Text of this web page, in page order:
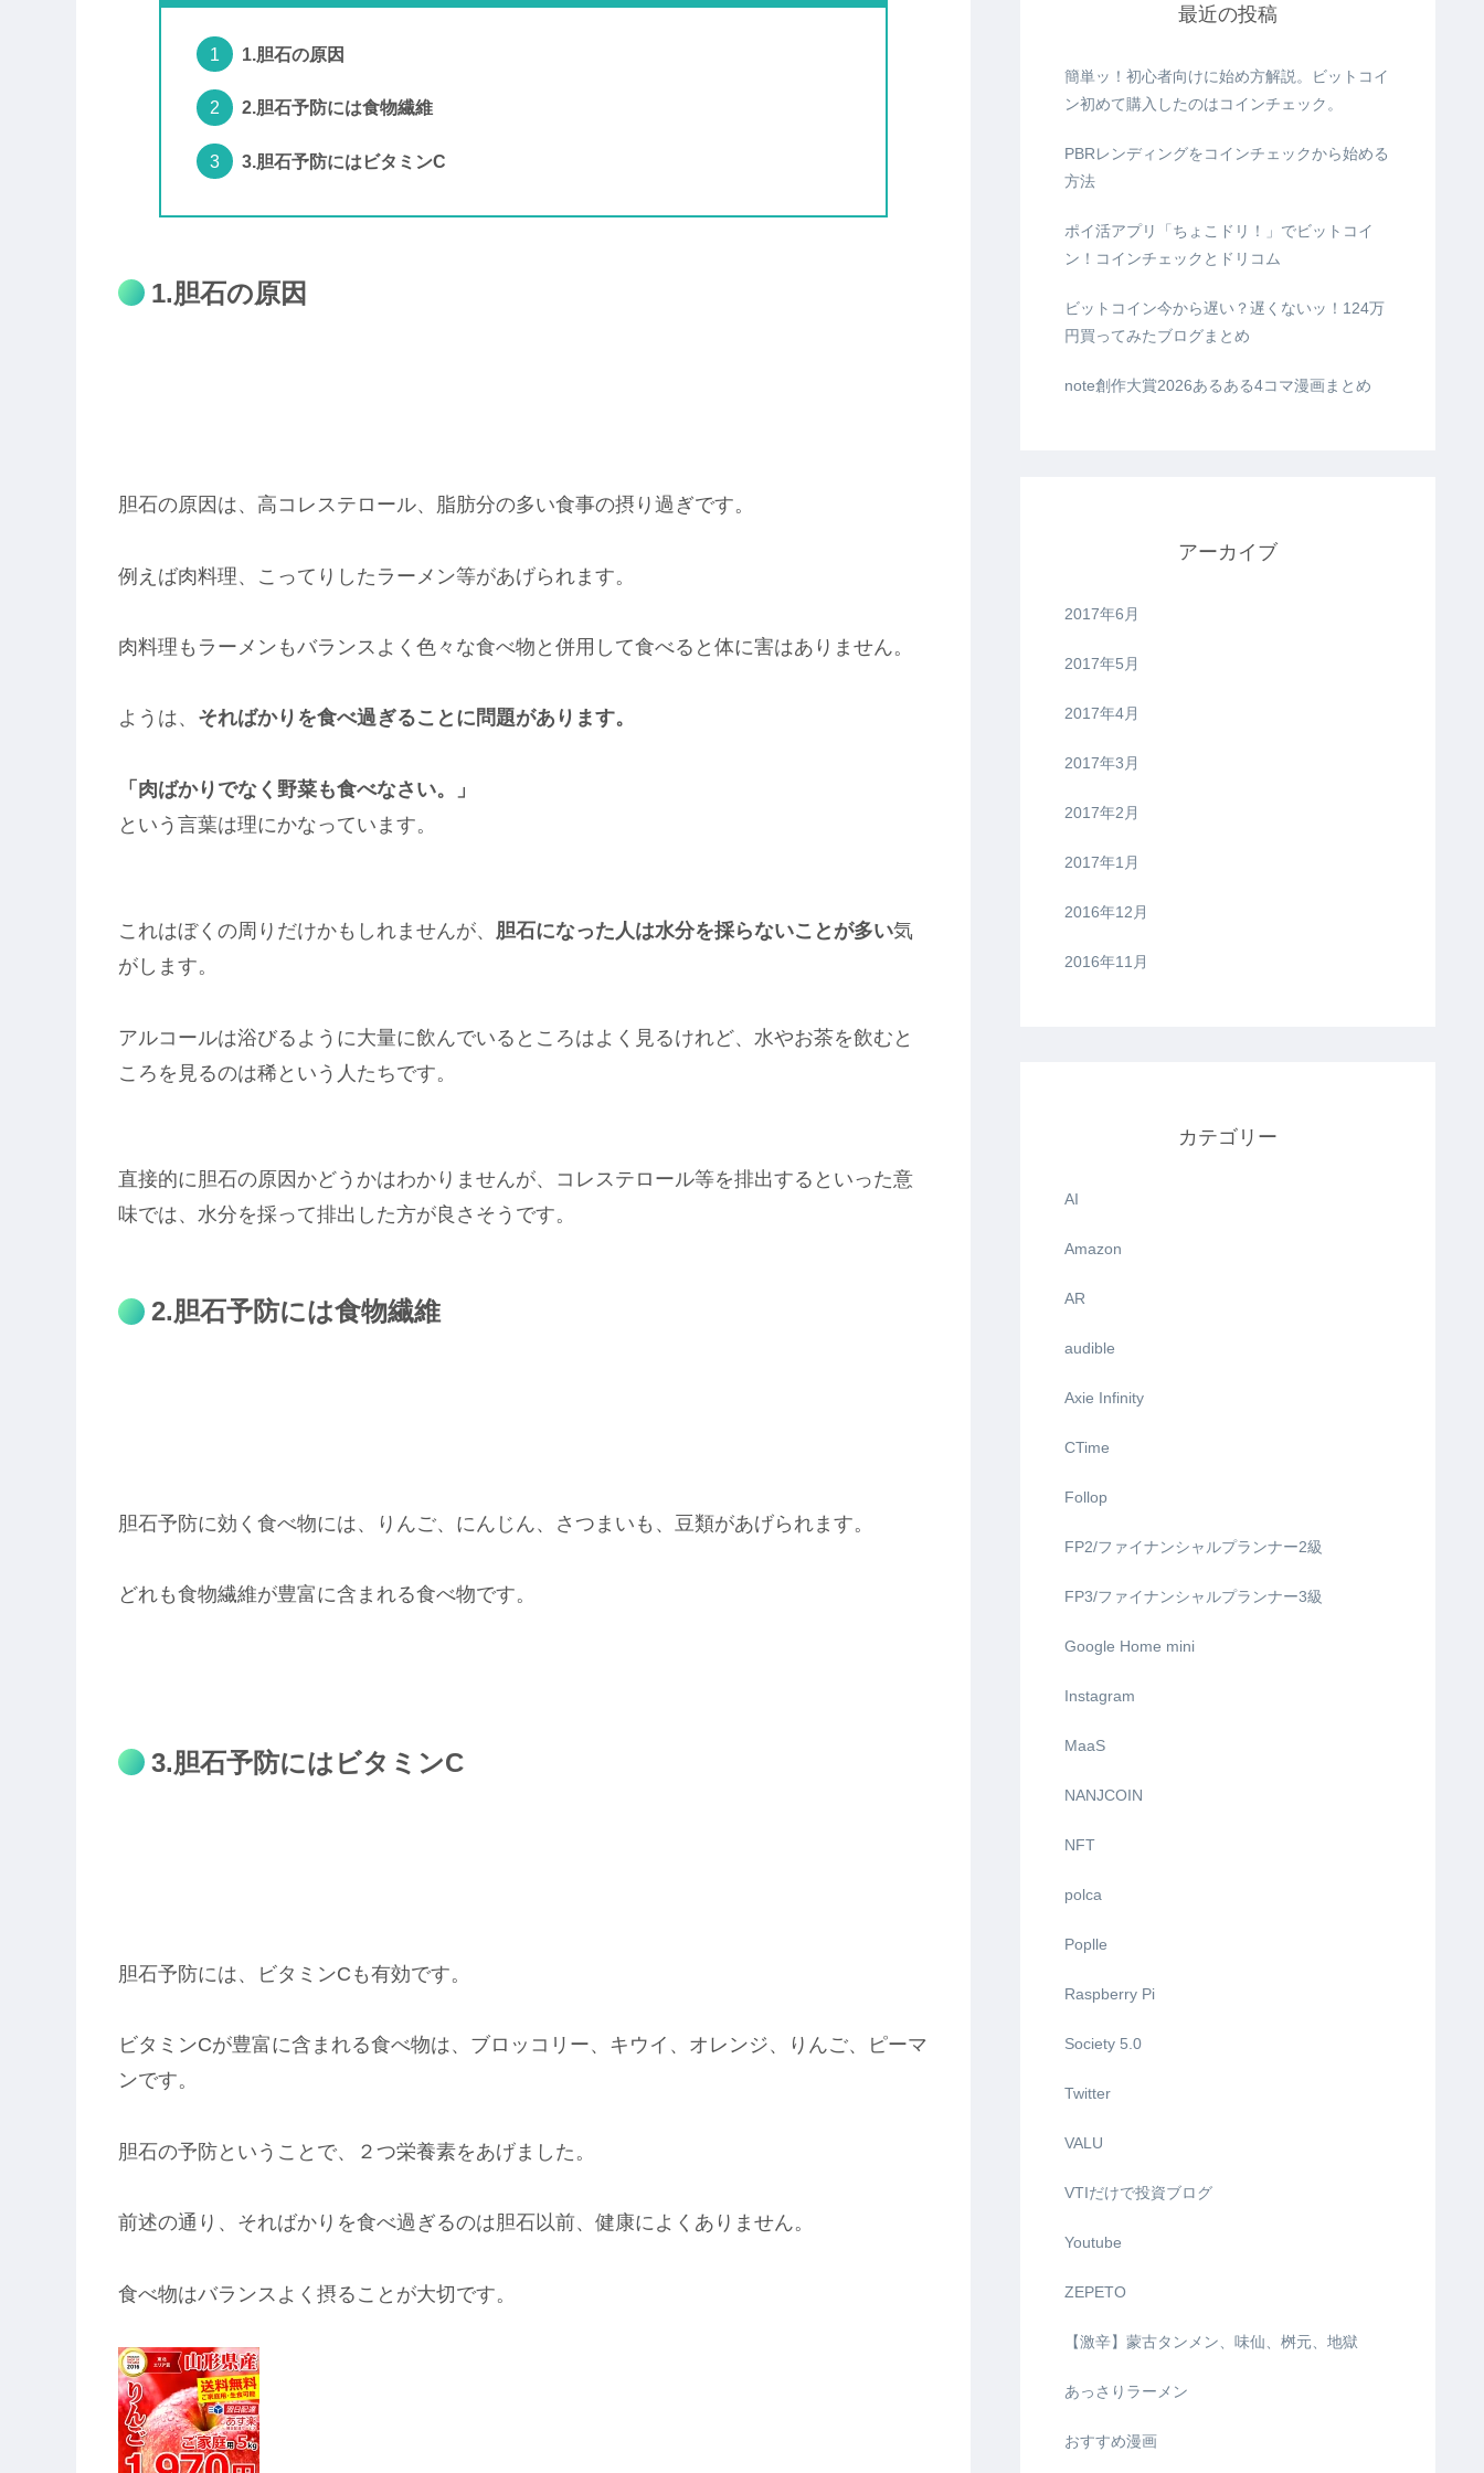
1.胆石の原因
2.胆石予防には食物繊維
3.胆石予防にはビタミンC
1.胆石の原因
胆石の原因は、高コレステロール、脂肪分の多い食事の摂り過ぎです。
例えば肉料理、こってりしたラーメン等があげられます。
肉料理もラーメンもバランスよく色々な食べ物と併用して食べると体に害はありません。
ようは、 そればかりを食べ過ぎることに問題があります。
「肉ばかりでなく野菜も食べなさい。」
という言葉は理にかなっています。
これはぼくの周りだけかもしれませんが、 胆石になった人は水分を採らないことが多い気
がします。
アルコールは浴びるように大量に飲んでいるところはよく見るけれど、水やお茶を飲むと
ころを見るのは稀という人たちです。
直接的に胆石の原因かどうかはわかりませんが、コレステロール等を排出するといった意
味では、水分を採って排出した方が良さそうです。
2.胆石予防には食物繊維
胆石予防に効く食べ物には、りんご、にんじん、さつまいも、豆類があげられます。
どれも食物繊維が豊富に含まれる食べ物です。
3.胆石予防にはビタミンC
胆石予防には、ビタミンC も有効です。
ビタミンCが豊富に含まれる食べ物は、ブロッコリー、キウイ、オレンジ、りんご、ピーマ
ンです。
胆石の予防ということで、２つ栄養素をあげました。
前述の通り、そればかりを食べ過ぎるのは胆石以前、健康によくありません。
食べ物はバランスよく摂ることが大切です。
最近の投稿
簡単ッ！初心者向けに始め方解説。ビットコイ
ン初めて購入したのはコインチェック。
PBRレンディングをコインチェックから始める
方法
ポイ活アプリ「ちょこドリ！」でビットコイ
ン！コインチェックとドリコム
ビットコイン今から遅い？遅くないッ！124万
円買ってみたブログまとめ
note創作大賞2026あるある4コマ漫画まとめ
アーカイブ
2017年6月
2017年5月
2017年4月
2017年3月
2017年2月
2017年1月
2016年12月
2016年11月
カテゴリー
AI
Amazon
AR
audible
Axie Infinity
CTime
Follop
FP2/ファイナンシャルプランナー2級
FP3/ファイナンシャルプランナー3級
Google Home mini
Instagram
MaaS
NANJCOIN
NFT
polca
Poplle
Raspberry Pi
Society 5.0
Twitter
VALU
VTIだけで投資ブログ
Youtube
ZEPETO
【激辛】蒙古タンメン、味仙、桝元、地獄
あっさりラーメン
おすすめ漫画